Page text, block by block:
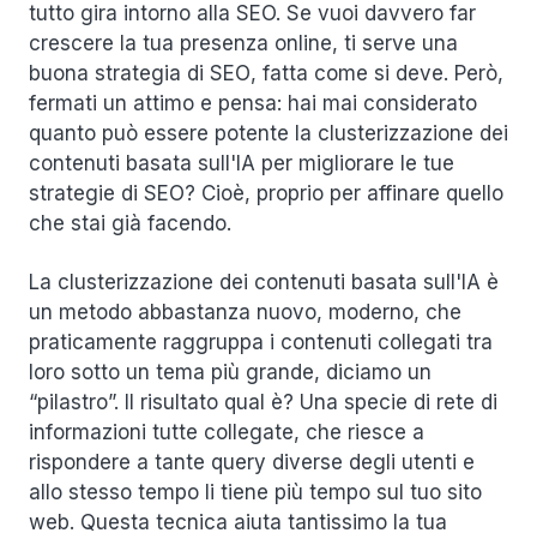
tutto gira intorno alla SEO. Se vuoi davvero far
crescere la tua presenza online, ti serve una
buona strategia di SEO, fatta come si deve. Però,
fermati un attimo e pensa: hai mai considerato
quanto può essere potente la clusterizzazione dei
contenuti basata sull'IA per migliorare le tue
strategie di SEO? Cioè, proprio per affinare quello
che stai già facendo.
La clusterizzazione dei contenuti basata sull'IA è
un metodo abbastanza nuovo, moderno, che
praticamente raggruppa i contenuti collegati tra
loro sotto un tema più grande, diciamo un
“pilastro”. Il risultato qual è? Una specie di rete di
informazioni tutte collegate, che riesce a
rispondere a tante query diverse degli utenti e
allo stesso tempo li tiene più tempo sul tuo sito
web. Questa tecnica aiuta tantissimo la tua